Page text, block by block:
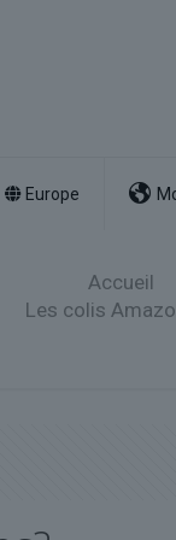
Europe
Accueil
Les colis